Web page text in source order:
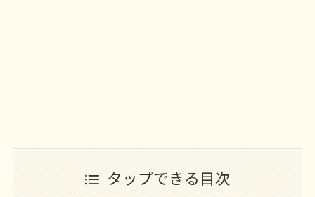
タップできる目次